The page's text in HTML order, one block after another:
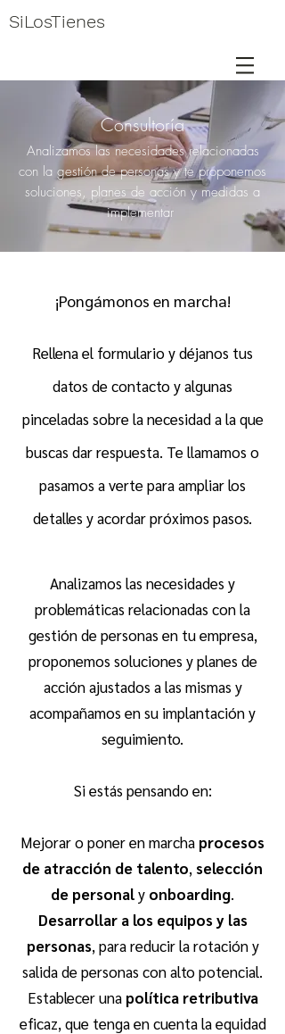
SiLosTienes
Consultoría
Analizamos las necesidades relacionadas
con la gestión de personas y te proponemos
soluciones, planes de acción y medidas a
implementar
¡Pongámonos en marcha!
Rellena el formulario y déjanos tus
datos de contacto y algunas
pinceladas sobre la necesidad a la que
buscas dar respuesta. Te llamamos o
pasamos a verte para ampliar los
detalles y acordar próximos pasos.
Analizamos las necesidades y
problemáticas relacionadas con la
gestión de personas en tu empresa,
proponemos soluciones y planes de
acción ajustados a las mismas y
acompañamos en su implantación y
seguimiento.
Si estás pensando en:
Mejorar o poner en marcha procesos
de atracción de talento, selección
de personaly onboarding.
Desarrollar a los equipos y las
personas, para reducir la rotación y
salida de personas con alto potencial.
Establecer una política retributiva
eficaz, que tenga en cuenta la equidad